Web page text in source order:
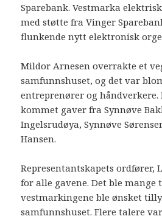
Sparebank. Vestmarka
med støtte fra Vinger
flunkende nytt elektronisk
Mildor Arnesen overrakte et
samfunnshuset, og det var
entreprenører og håndverkere.
kommet gaver fra Synnøve
Ingelsrudøya, Synnøve
Hansen.
Representantskapets ordfører,
for alle gavene. Det ble mange
vestmarkingene ble ønsket
samfunnshuset. Flere talere